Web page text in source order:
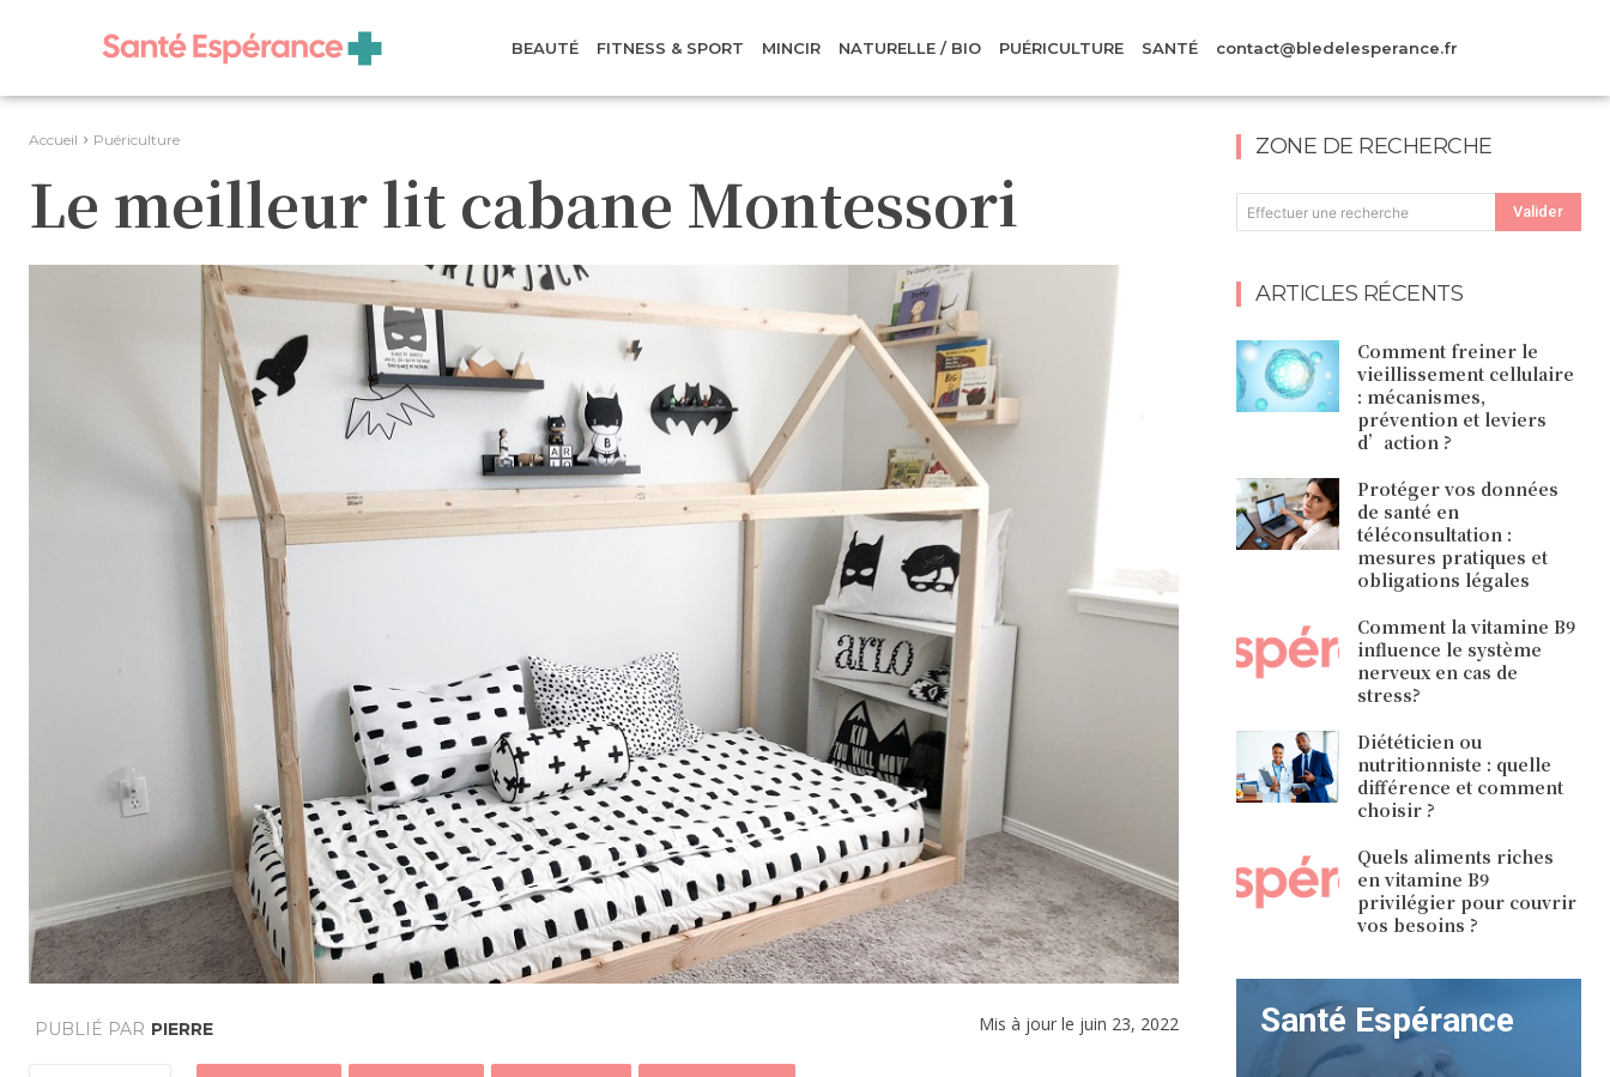
BEAUTÉ FITNESS & SPORT MINCIR NATURELLE / BIO PUÉRICULTURE SANTÉ contact@bledelesperance.fr
Accueil Puériculture
Le meilleur lit cabane Montessori
Mis à jour le juin 23, 2022
PUBLIÉ PAR PIERRE
ZONE DE RECHERCHE
Effectuer une recherche Valider
ARTICLES RÉCENTS
Comment freiner le
vieillissement cellulaire
: mécanismes,
prévention et leviers
d’action ?
Protéger vos données
de santé en
téléconsultation :
mesures pratiques et
obligations légales
Comment la vitamine B9
influence le système
nerveux en cas de
stress?
Diététicien ou
nutritionniste : quelle
différence et comment
choisir ?
Quels aliments riches
en vitamine B9
privilégier pour couvrir
vos besoins ?
Santé Espérance